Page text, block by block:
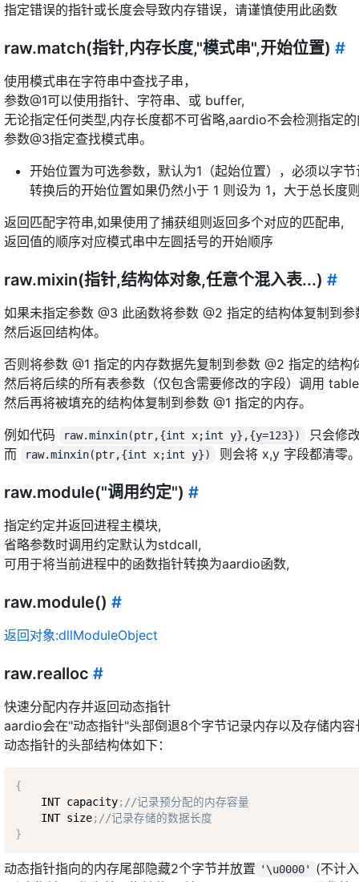
指定错误的指针或长度会导致内存错误，请谨慎使用此函数
raw.match(指针,内存长度,"模式串",开始位置) #
使用模式串在字符串中查找子串，
参数@1可以使用指针、字符串、或 buffer,
无论指定任何类型,内存长度都不可省略,aardio不会检测指定
参数@3指定查找模式串。
开始位置为可选参数，默认为1（起始位置），必须以字
转换后的开始位置如果仍然小于 1 则设为 1，大于总长度
返回匹配字符串,如果使用了捕获组则返回多个对应的匹配串,
返回值的顺序对应模式串中左圆括号的开始顺序
raw.mixin(指针,结构体对象,任意个混入表...) #
如果未指定参数 @3 此函数将参数 @2 指定的结构体复制到参
然后返回结构体。
否则将参数 @1 指定的内存数据先复制到参数 @2 指定的结构
然后将后续的所有表参数（仅包含需要修改的字段）调用
然后再将被填充的结构体复制到参数 @1 指定的内存。
例如代码
raw.minxin(ptr,{int x;int y},{y=123})
只会修
而
raw.minxin(ptr,{int x;int y}) 则会将 x,y 字段都清零
raw.module("调用约定") #
指定约定并返回进程主模块,
省略参数时调用约定默认为stdcall,
可用于将当前进程中的函数指针转换为aardio函数,
raw.module() #
返回对象:dllModuleObject
raw.realloc #
快速分配内存并返回动态指针
aardio会在"动态指针"头部倒退8个字节记录内存以及存储内容
动态指针的头部结构体如下：
{
    INT capacity
; //记录预分配的内存容量
    INT size
; //记录存储的数据长度
}
动态指针指向的内存尾部隐藏2个字节并放置 '\u0000'
(不计